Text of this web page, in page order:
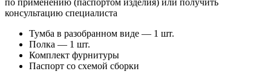
консультацию специалиста
Тумба в разобранном виде — 1 шт.
Полка — 1 шт.
Комплект фурнитуры
Паспорт со схемой сборки